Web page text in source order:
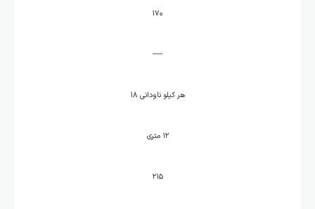
۱۷۰
—
هر کیلو ناودانی ۱۸
۱۲ متری
۲۱۵